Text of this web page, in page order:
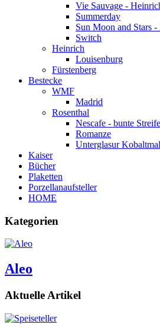
Vie Sauvage -
Summerday
Sun Moon and Stars -
Switch
Heinrich
Louisenburg
Fürstenberg
Bestecke
WMF
Madrid
Rosenthal
Nescafe - bunte
Romanze
Unterglasur
Kaiser
Bücher
Plaketten
Porzellanaufsteller
HOME
Kategorien
Aleo
Aktuelle Artikel